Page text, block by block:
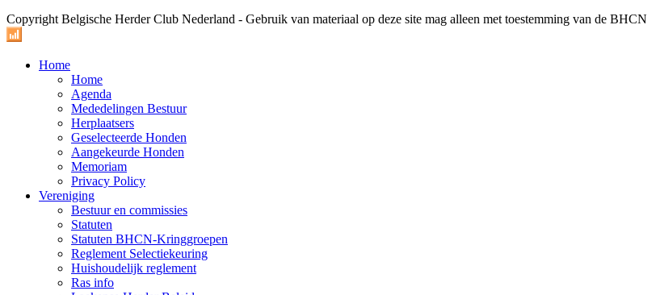
Copyright Belgische Herder Club Nederland - Gebruik van materiaal op deze site mag alleen met toestemming van de BHCN
Home
Home
Agenda
Mededelingen Bestuur
Herplaatsers
Geselecteerde Honden
Aangekeurde Honden
Memoriam
Privacy Policy
Vereniging
Bestuur en commissies
Statuten
Statuten BHCN-Kringgroepen
Reglement Selectiekeuring
Huishoudelijk reglement
Ras info